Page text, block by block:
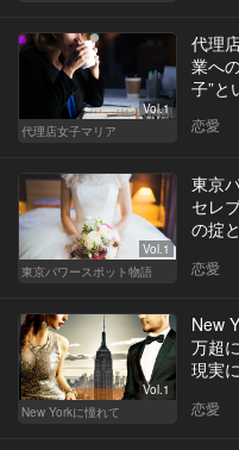
Vol.1
代理店女子マリア
代理
業へ
子”と
恋愛
Vol.1
東京パワースポット物語
東京
セレ
の掟
恋愛
Vol.1
New Yorkに憧れて
New
万超
現実
恋愛